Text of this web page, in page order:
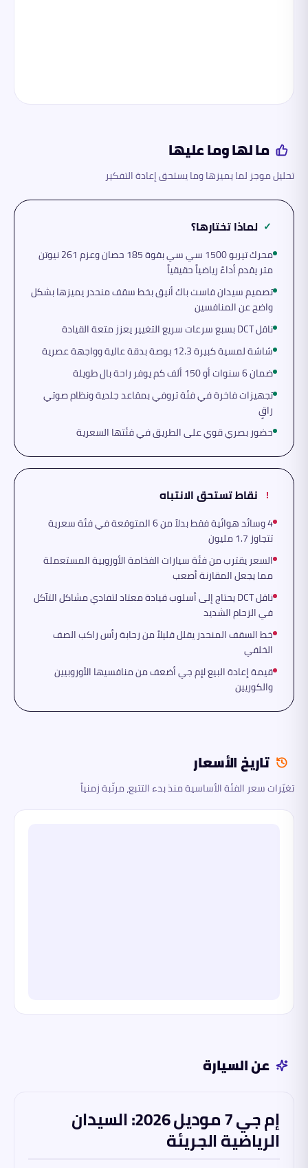
ما لها وما عليها
تحليل موجز لما يميزها وما يستحق إعادة التفكير
✓ لماذا تختارها؟
محرك تيربو 1500 سي سي بقوة 185 حصان وعزم 261 نيوتن
متر يقدم أداءً رياضياً حقيقياً
تصميم سيدان فاست باك أنيق بخط سقف منحدر يميزها بشكل
واضح عن المنافسين
ناقل DCT بسبع سرعات سريع التغيير يعزز متعة القيادة
شاشة لمسية كبيرة 12.3 بوصة بدقة عالية وواجهة عصرية
ضمان 6 سنوات أو 150 ألف كم يوفر راحة بال طويلة
تجهيزات فاخرة في فئة تروفي بمقاعد جلدية ونظام صوتي
راقٍ
حضور بصري قوي على الطريق في فئتها السعرية
! نقاط تستحق الانتباه
4 وسائد هوائية فقط بدلاً من 6 المتوقعة في فئة سعرية
تتجاوز 1.7 مليون
السعر يقترب من فئة سيارات الفخامة الأوروبية المستعملة
مما يجعل المقارنة أصعب
ناقل DCT يحتاج إلى أسلوب قيادة معتاد لتفادي مشاكل التآكل
في الزحام الشديد
خط السقف المنحدر يقلل قليلاً من رحابة رأس راكب الصف
الخلفي
قيمة إعادة البيع لإم جي أضعف من منافسيها الأوروبيين
والكوريين
تاريخ الأسعار
تغيّرات سعر الفئة الأساسية منذ بدء التتبع، مرتّبة زمنياً
عن السيارة
إم جي 7 موديل 2026: السيدان
الرياضية الجريئة